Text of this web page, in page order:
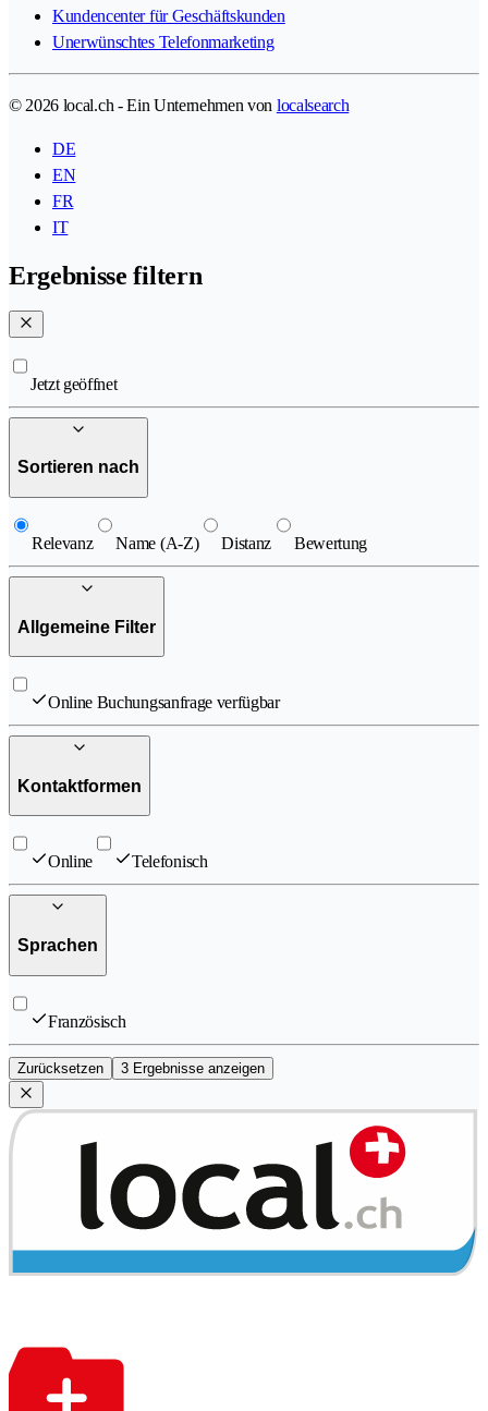
Kundencenter für Geschäftskunden
Unerwünschtes Telefonmarketing
© 2026 local.ch - Ein Unternehmen von localsearch
DE
EN
FR
IT
Ergebnisse filtern
Jetzt geöffnet
Sortieren nach
Relevanz Name (A-Z) Distanz Bewertung
Allgemeine Filter
Online Buchungsanfrage verfügbar
Kontaktformen
Online Telefonisch
Sprachen
Französisch
Zurücksetzen 3 Ergebnisse anzeigen